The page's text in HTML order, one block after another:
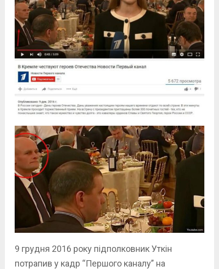
9 грудня 2016 року підполковник Уткін
потрапив у кадр “Першого каналу” на